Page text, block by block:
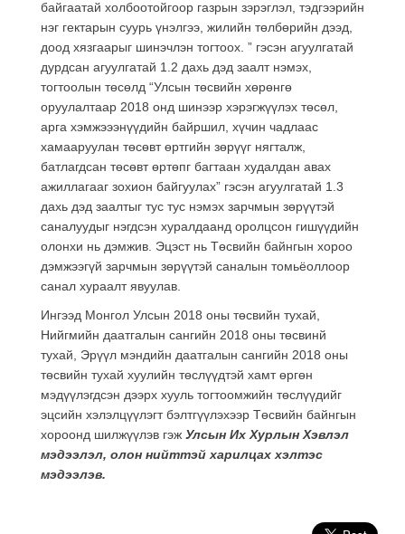
байгаатай холбоотойгоор газрын зэрэглэл, тэдгээрийн
нэг гектарын суурь үнэлгээ, жилийн төлбөрийн дээд,
доод хязгаарыг шинэчлэн тогтоох. ” гэсэн агуулгатай
дурдсан агуулгатай 1.2 дахь дэд заалт нэмэх,
тогтоолын төсөлд “Улсын төсвийн хөрөнгө
оруулалтаар 2018 онд шинээр хэрэгжүүлэх төсөл,
арга хэмжэээнүүдийн байршил, хүчин чадлаас
хамааруулан төсөвт өртгийн зөрүүг нягталж,
батлагдсан төсөвт өртөпг багтаан худалдан авах
ажиллагааг зохион байгуулах” гэсэн агуулгатай 1.3
дахь дэд заалтыг тус тус нэмэх зарчмын зөрүүтэй
саналуудыг нэгдсэн хуралдаанд оролцсон гишүүдийн
олонхи нь дэмжив. Эцэст нь Төсвийн байнгын хороо
дэмжээгүй зарчмын зөрүүтэй саналын томьёоллоор
санал хураалт явуулав.
Ингээд Монгол Улсын 2018 оны төсвийн тухай,
Нийгмийн даатгалын сангийн 2018 оны төсвинй
тухай, Эрүүл мэндийн даатгалын сангийн 2018 оны
төсвийн тухай хуулийн төслүүдтэй хамт өргөн
мэдүүлэгдсэн дээрх хууль тогтоомжийн төслүүдийг
эцсийн хэлэлцүүлэгт бэлтгүүлэхээр Төсвийн байнгын
хороонд шилжүүлэв гэж Улсын Их Хурлын Хэвлэл
мэдээлэл, олон нийттэй харилцах хэлтэс
мэдээлэв.